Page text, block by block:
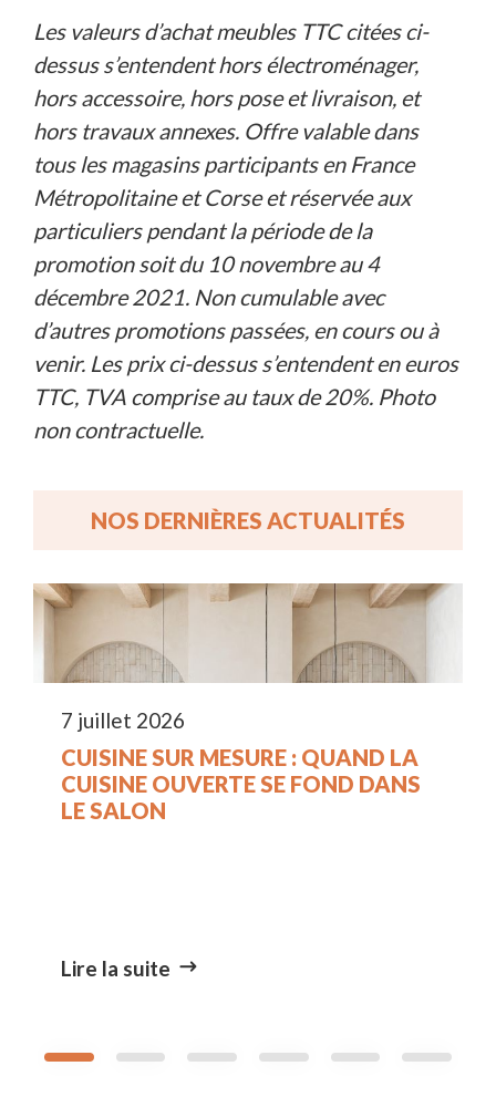
Les valeurs d’achat meubles TTC citées ci-
dessus s’entendent hors électroménager,
hors accessoire, hors pose et livraison, et
hors travaux annexes. Offre valable dans
tous les magasins participants en France
Métropolitaine et Corse et réservée aux
particuliers pendant la période de la
promotion soit du 10 novembre au 4
décembre 2021. Non cumulable avec
d’autres promotions passées, en cours ou à
venir. Les prix ci-dessus s’entendent en euros
TTC, TVA comprise au taux de 20%. Photo
non contractuelle.
NOS DERNIÈRES ACTUALITÉS
7 juillet 2026
CUISINE SUR MESURE : QUAND LA
CUISINE OUVERTE SE FOND DANS
LE SALON
Lire la suite